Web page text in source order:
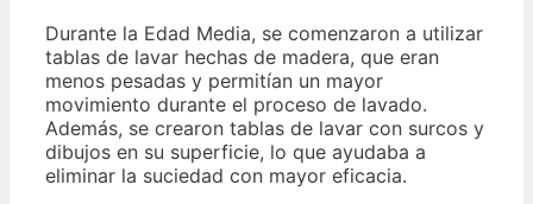
Durante la Edad Media, se comenzaron a utilizar
tablas de lavar hechas de madera, que eran
menos pesadas y permitían un mayor
movimiento durante el proceso de lavado.
Además, se crearon tablas de lavar con surcos y
dibujos en su superficie, lo que ayudaba a
eliminar la suciedad con mayor eficacia.